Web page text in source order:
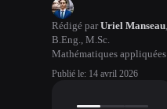
Rédigé par Uriel Manseau
B.Eng., M.Sc.
Mathématiques appliquées
Publié le: 14 avril 2026